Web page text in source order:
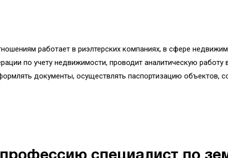
работает в риэлтерских компаниях, в сфере
по учету недвижимости, проводит аналитическую
документы, осуществлять паспортизацию объектов,